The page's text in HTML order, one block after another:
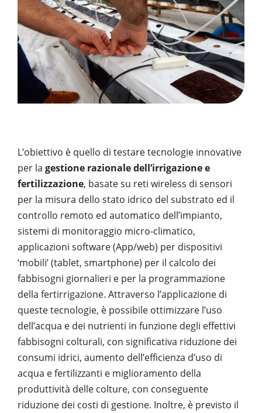
SYSMAN PROGETTI & SERVIZI SRL
TASK 3.6
TASK 3.7
TASK 3.8
TASK 3.9
TASK 3.10
PUBBLICAZIONI
ARTICOLO DELLA SETTIMANA
RASSEGNA STAMPA
TESI DI LAUREA
GALLERY
FOTO GALLERY
VIDEO GALLERY
CONTATTI
L’obiettivo è quello di testare tecnologie innovative
per la gestione razionale dell’irrigazione e
fertilizzazione, basate su reti wireless di sensori
per la misura dello stato idrico del substrato ed il
controllo remoto ed automatico dell’impianto,
sistemi di monitoraggio micro-climatico,
applicazioni software (App/web) per dispositivi
‘mobili’ (tablet, smartphone) per il calcolo dei
fabbisogni giornalieri e per la programmazione
della fertirrigazione. Attraverso l’applicazione di
queste tecnologie, è possibile ottimizzare l’uso
dell’acqua e dei nutrienti in funzione degli effettivi
fabbisogni colturali, con significativa riduzione dei
consumi idrici, aumento dell’efficienza d’uso di
acqua e fertilizzanti e miglioramento della
produttività delle colture, con conseguente
riduzione dei costi di gestione. Inoltre, è previsto il